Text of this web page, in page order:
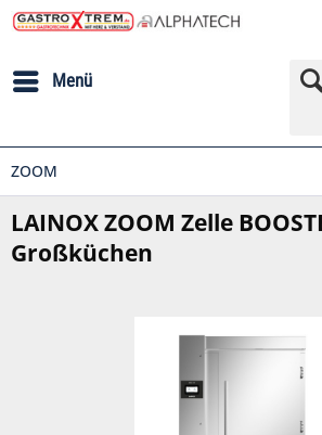
Menü
ZOOM
LAINOX ZOOM Zelle
Großküchen